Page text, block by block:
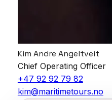
Kim Andre Angeltveit
Chief Operating Officer
+47 92 92 79 82
kim@maritimetours.no